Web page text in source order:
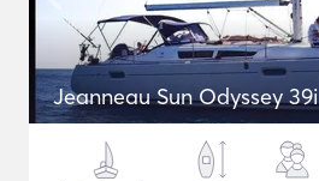
Jeanneau Sun Odyssey 39i